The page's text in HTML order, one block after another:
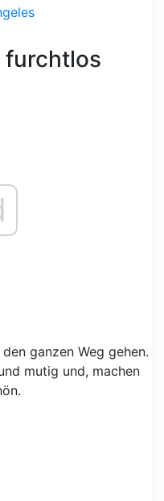
furchtlos
ganzen Weg gehen.
mutig und, machen